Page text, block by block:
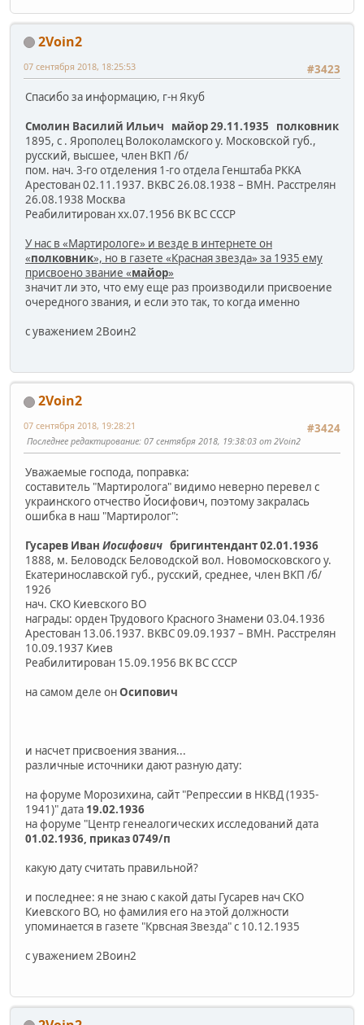
2Voin2
#3423
07 сентября 2018, 18:25:53
Спасибо за информацию, г-н Якуб
Смолин Василий Ильич майор 29.11.1935 полковник
1895, с . Ярополец Волоколамского у. Московской губ.,
русский, высшее, член ВКП /б/
пом. нач. 3-го отделения 1-го отдела Генштаба РККА
Арестован 02.11.1937. ВКВС 26.08.1938 – ВМН. Расстрелян
26.08.1938 Москва
Реабилитирован хх.07.1956 ВК ВС СССР
У нас в «Мартирологе» и везде в интернете он
«полковник», но в газете «Красная звезда» за 1935 ему
присвоено звание «майор»
значит ли это, что ему еще раз производили присвоение
очередного звания, и если это так, то когда именно
с уважением 2Воин2
2Voin2
#3424
07 сентября 2018, 19:28:21
Последнее редактирование: 07 сентября 2018, 19:38:03 от 2Voin2
Уважаемые господа, поправка:
составитель "Мартиролога" видимо неверно перевел с
украинского отчество Йосифович, поэтому закралась
ошибка в наш "Мартиролог":
Гусарев Иван Иосифович бригинтендант 02.01.1936
1888, м. Беловодск Беловодской вол. Новомосковского у.
Екатеринославской губ., русский, среднее, член ВКП /б/
1926
нач. СКО Киевского ВО
награды: орден Трудового Красного Знамени 03.04.1936
Арестован 13.06.1937. ВКВС 09.09.1937 – ВМН. Расстрелян
10.09.1937 Киев
Реабилитирован 15.09.1956 ВК ВС СССР
на самом деле онОсипович
и насчет присвоения звания...
различные источники дают разную дату:
на форуме Морозихина, сайт "Репрессии в НКВД (1935-
1941)" дата 19.02.1936
на форуме "Центр генеалогических исследований дата
01.02.1936, приказ 0749/п
какую дату считать правильной?
и последнее: я не знаю с какой даты Гусарев нач СКО
Киевского ВО, но фамилия его на этой должности
упоминается в газете "Крвсная Звезда" с 10.12.1935
с уважением 2Воин2